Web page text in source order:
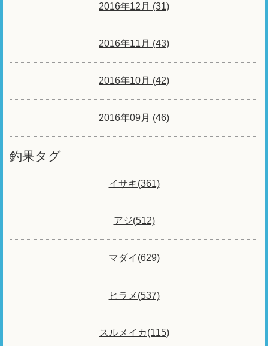
2016年12月 (31)
2016年11月 (43)
2016年10月 (42)
2016年09月 (46)
釣果タグ
イサキ(361)
アジ(512)
マダイ(629)
ヒラメ(537)
スルメイカ(115)